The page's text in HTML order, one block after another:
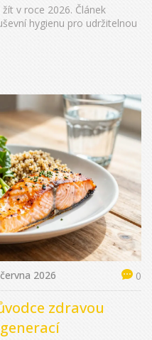
v roce 2026. Článek
hygienu pro udržitelnou
2026 0
zdravou